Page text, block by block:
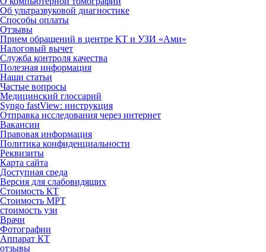
Об ультразвуковой диагностике
Способы оплаты
Отзывы
Прием обращений в центре КТ и УЗИ «Ами»
Налоговый вычет
Служба контроля качества
Полезная информация
Наши статьи
Частые вопросы
Медицинский глоссарий
Syngo fastView: инструкция
Отправка исследования через интернет
Вакансии
Правовая информация
Политика конфиденциальности
Реквизиты
Карта сайта
Доступная среда
Версия для слабовидящих
Стоимость КТ
Стоимость МРТ
стоимость узи
Врачи
Фотографии
Аппарат КТ
отзывы